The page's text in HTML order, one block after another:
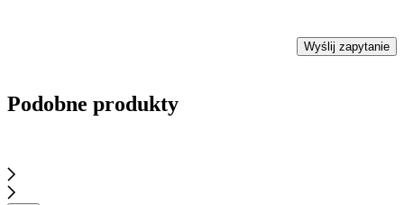
Wyślij zapytanie
Podobne produkty